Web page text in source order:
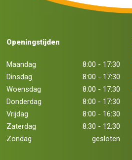
Openingstijden
Maandag
8:00 - 17:30
Dinsdag
8:00 - 17:30
Woensdag
8:00 - 17:30
Donderdag
8:00 - 17:30
Vrijdag
8:00 - 16:30
Zaterdag
8:30 - 12:30
Zondag
gesloten